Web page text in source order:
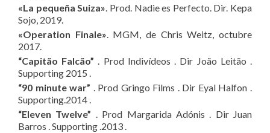
«La pequeña Suiza». Prod. Nadie es Perfecto. Dir. Kepa
Sojo, 2019.
«Operation Finale». MGM, de Chris Weitz, octubre
2017.
“Capitão Falcão” . Prod Indivídeos . Dir João Leitão .
Supporting 2015 .
“90 minute war” . Prod Gringo Films . Dir Eyal Halfon .
Supporting.2014 .
“Eleven Twelve” . Prod Margarida Adónis . Dir Juan
Barros . Supporting .2013 .